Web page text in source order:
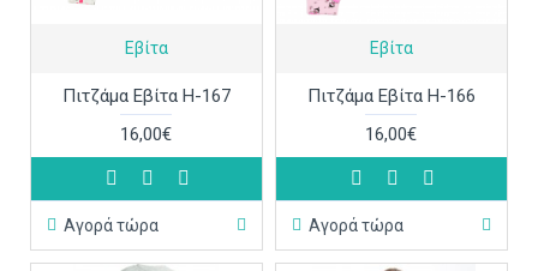
Εβίτα
Πιτζάμα Εβίτα Η-167
16,00€
Αγορά τώρα
Εβίτα
Πιτζάμα Εβίτα Η-166
16,00€
Αγορά τώρα